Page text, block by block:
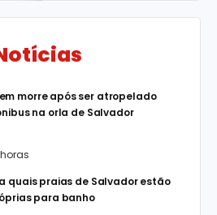
morre após ser atropelado
na orla de Salvador
quais praias de Salvador estão
para banho